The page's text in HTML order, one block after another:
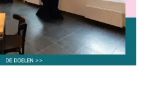
tot 80 personen